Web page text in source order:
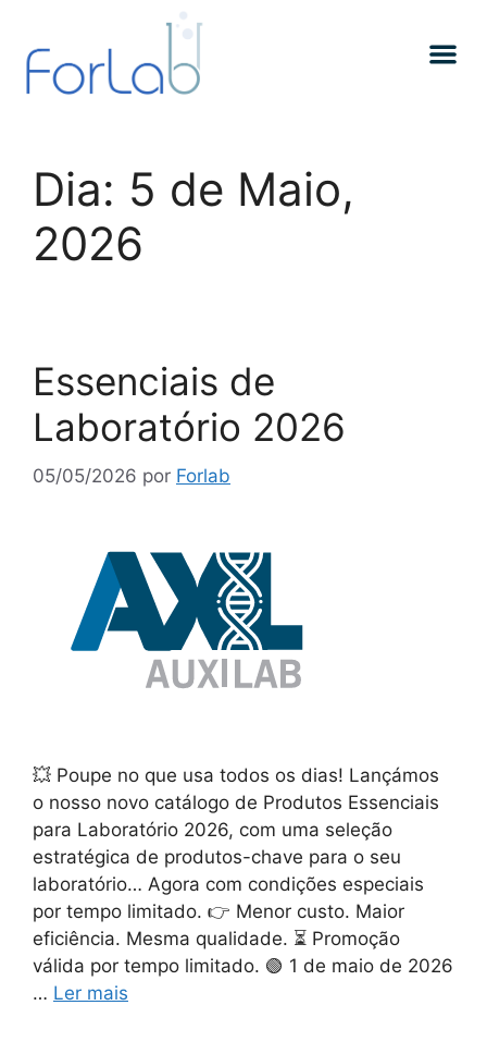
Dia: 5 de Maio,
2026
Essenciais de
Laboratório 2026
05/05/2026 por Forlab
💥 Poupe no que usa todos os dias! Lançámos
o nosso novo catálogo de Produtos Essenciais
para Laboratório 2026, com uma seleção
estratégica de produtos-chave para o seu
laboratório… Agora com condições especiais
por tempo limitado. 👉 Menor custo. Maior
eficiência. Mesma qualidade. ⏳ Promoção
válida por tempo limitado. 🟢 1 de maio de 2026
… Ler mais